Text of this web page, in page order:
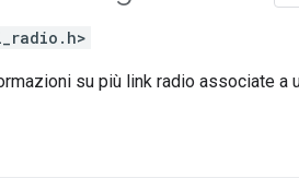
su più link radio associate a